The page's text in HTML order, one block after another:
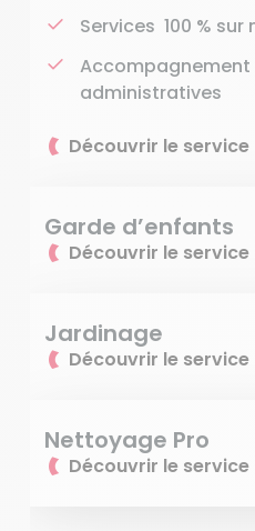
Services 100 % sur
Accompagnement
administratives
Découvrir le service
Garde d’enfants
Découvrir le service
Jardinage
Découvrir le service
Nettoyage Pro
Découvrir le service